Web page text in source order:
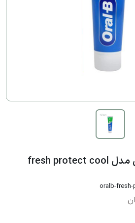
خمیر دندان اورال بی مدل fresh protect cool
oralb-